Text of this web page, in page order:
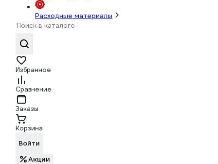
Расходные материалы
Избранное
Сравнение
Заказы
Корзина
Войти
Акции